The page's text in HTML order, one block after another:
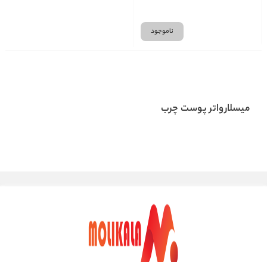
ناموجود
میسلارواتر پوست چرب